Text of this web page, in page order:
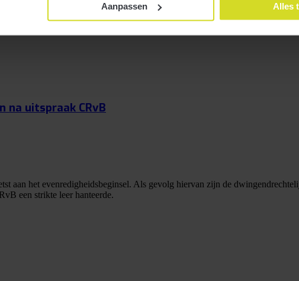
Aanpassen Alles
na uitspraak CRvB
aan het evenredigheidsbeginsel. Als gevolg hiervan zijn de
een strikte leer hanteerde.